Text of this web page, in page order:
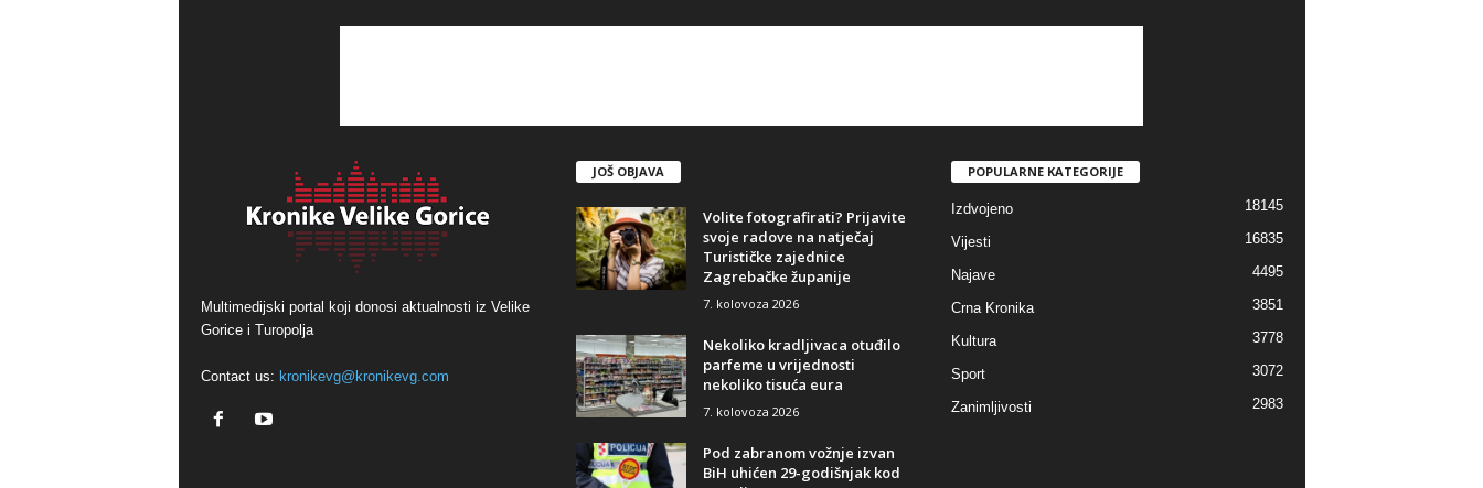
Multimedijski portal koji donosi aktualnosti iz Velike
Gorice i Turopolja
Contact us: kronikevg@kronikevg.com
JOŠ OBJAVA
Volite fotografirati? Prijavite
svoje radove na natječaj
Turističke zajednice
Zagrebačke županije
7. kolovoza 2026
Nekoliko kradljivaca otuđilo
parfeme u vrijednosti
nekoliko tisuća eura
7. kolovoza 2026
Pod zabranom vožnje izvan
BiH uhićen 29-godišnjak kod
POPULARNE KATEGORIJE
Izdvojeno 18145
Vijesti 16835
Najave 4495
Crna Kronika 3851
Kultura 3778
Sport 3072
Zanimljivosti 2983